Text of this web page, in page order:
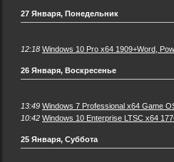
27 Января, Понедельник
12:18 Windows 10 Pro x64 1909+Word,
26 Января, Воскресенье
13:49 Windows 7 Professional x64 Game
10:42 Windows 10 Enterprise LTSC x64
25 Января, Суббота